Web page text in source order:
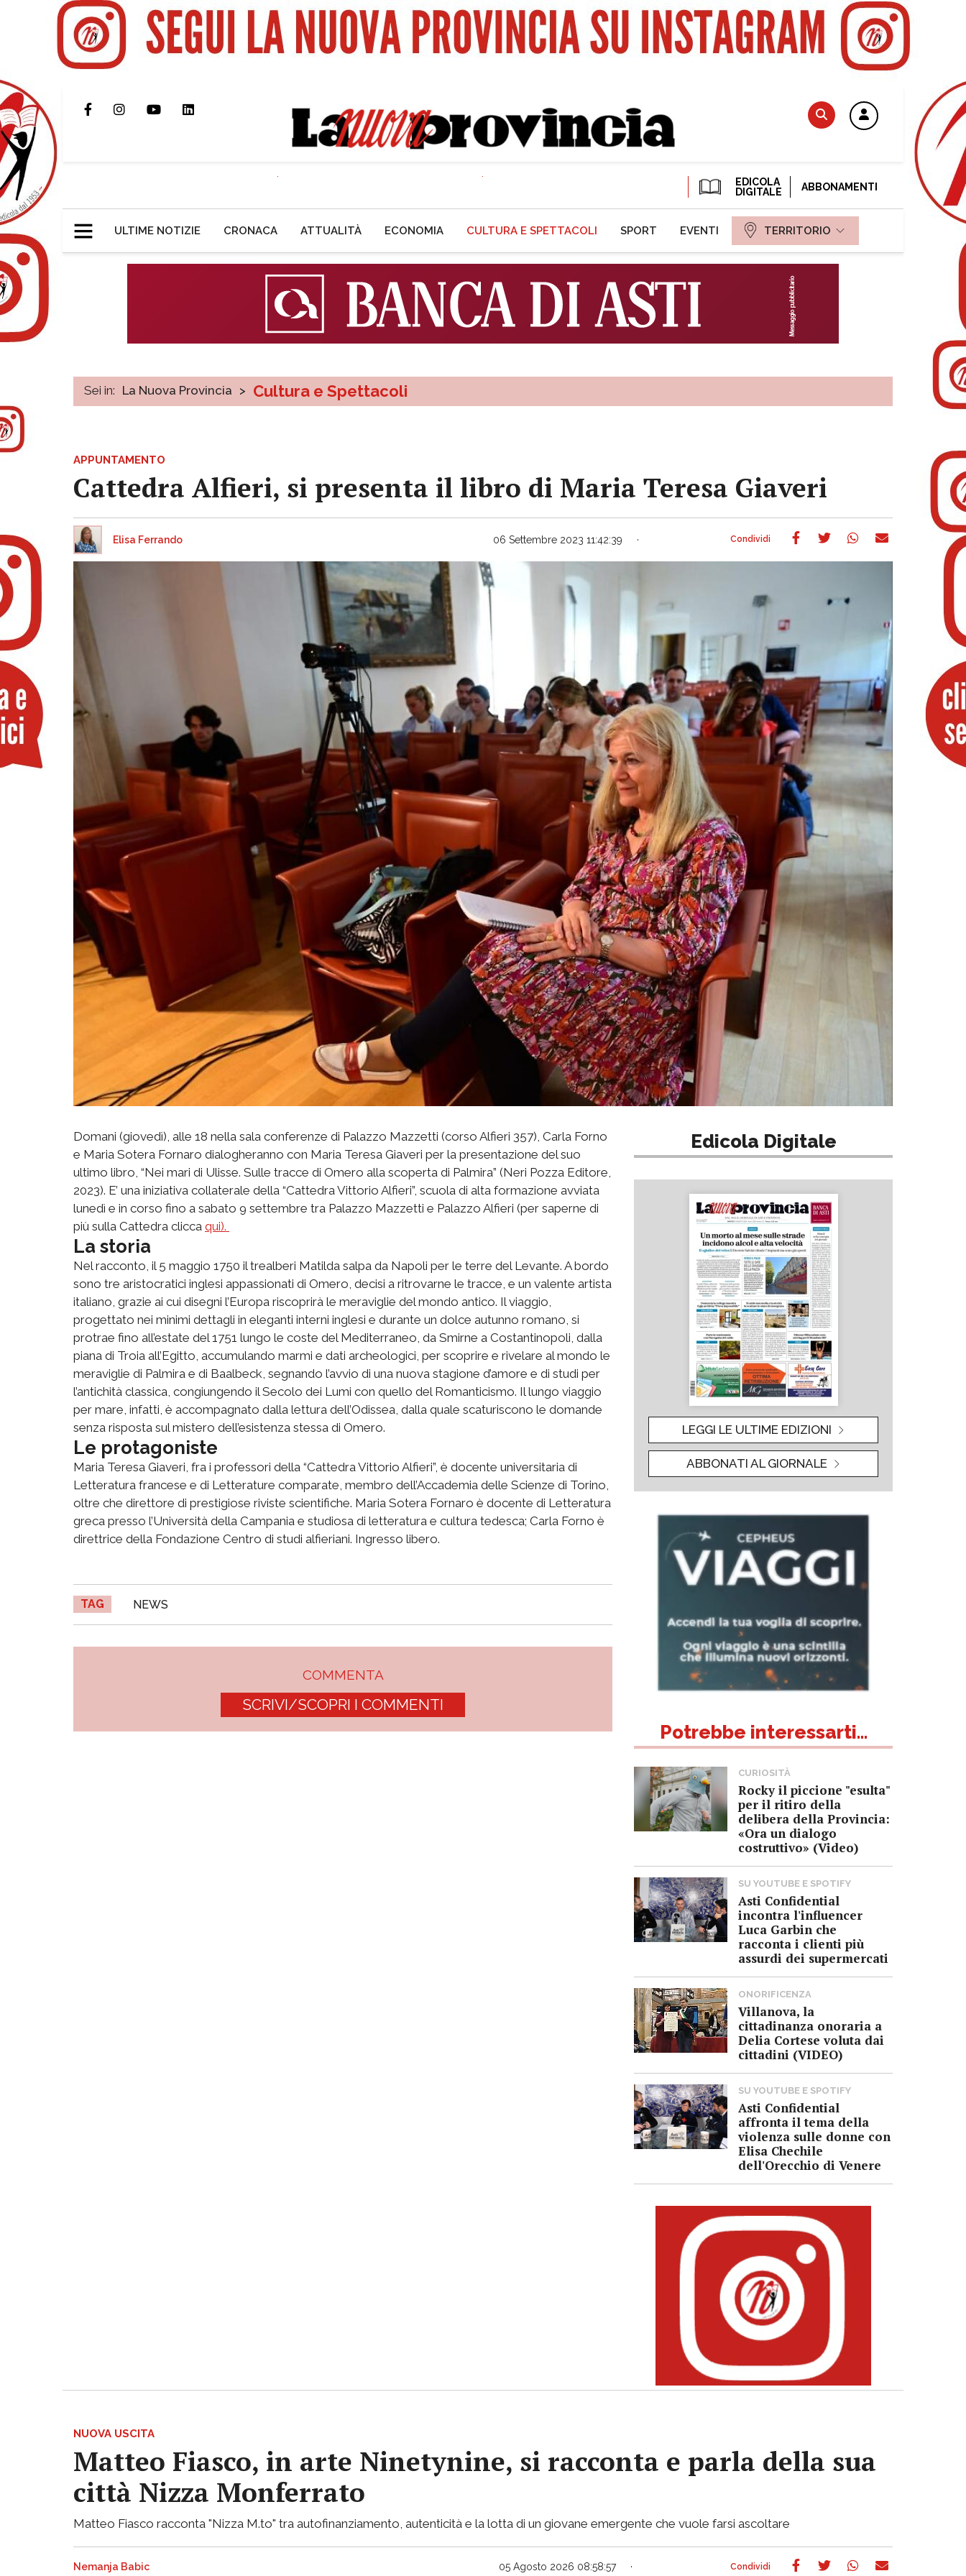
EDICOLA
DIGITALE
ABBONAMENTI
ULTIME NOTIZIE CRONACA ATTUALITÀ ECONOMIA CULTURA E SPETTACOLI SPORT EVENTI TERRITORIO
Sei in: La Nuova Provincia > Cultura e Spettacoli
APPUNTAMENTO
Cattedra Alfieri, si presenta il libro di Maria Teresa Giaveri
Elisa Ferrando 06 Settembre 2023 11:42:39
Domani (giovedì), alle 18 nella sala conferenze di Palazzo Mazzetti (corso Alfieri 357), Carla Forno
e Maria Sotera Fornaro dialogheranno con Maria Teresa Giaveri per la presentazione del suo
ultimo libro, “Nei mari di Ulisse. Sulle tracce di Omero alla scoperta di Palmira” (Neri Pozza Editore,
2023). E’ una iniziativa collaterale della “Cattedra Vittorio Alfieri”, scuola di alta formazione avviata
lunedì e in corso fino a sabato 9 settembre tra Palazzo Mazzetti e Palazzo Alfieri (per saperne di
più sulla Cattedra clicca qui).
La storia
Nel racconto, il 5 maggio 1750 il trealberi Matilda salpa da Napoli per le terre del Levante. A bordo
sono tre aristocratici inglesi appassionati di Omero, decisi a ritrovarne le tracce, e un valente artista
italiano, grazie ai cui disegni l’Europa riscoprirà le meraviglie del mondo antico. Il viaggio,
progettato nei minimi dettagli in eleganti interni inglesi e durante un dolce autunno romano, si
protrae fino all’estate del 1751 lungo le coste del Mediterraneo, da Smirne a Costantinopoli, dalla
piana di Troia all’Egitto, accumulando marmi e dati archeologici, per scoprire e rivelare al mondo le
meraviglie di Palmira e di Baalbeck, segnando l’avvio di una nuova stagione d’amore e di studi per
l’antichità classica, congiungendo il Secolo dei Lumi con quello del Romanticismo. Il lungo viaggio
per mare, infatti, è accompagnato dalla lettura dell’Odissea, dalla quale scaturiscono le domande
senza risposta sul mistero dell’esistenza stessa di Omero.
Le protagoniste
Maria Teresa Giaveri, fra i professori della “Cattedra Vittorio Alfieri”, è docente universitaria di
Letteratura francese e di Letterature comparate, membro dell’Accademia delle Scienze di Torino,
oltre che direttore di prestigiose riviste scientifiche. Maria Sotera Fornaro è docente di Letteratura
greca presso l’Università della Campania e studiosa di letteratura e cultura tedesca; Carla Forno è
direttrice della Fondazione Centro di studi alfieriani. Ingresso libero.
TAG NEWS
COMMENTA
SCRIVI/SCOPRI I COMMENTI
Edicola Digitale
LEGGI LE ULTIME EDIZIONI
ABBONATI AL GIORNALE
Potrebbe interessarti...
CURIOSITÀ
Rocky il piccione "esulta"
per il ritiro della
delibera della Provincia:
«Ora un dialogo
costruttivo» (Video)
SU YOUTUBE E SPOTIFY
Asti Confidential
incontra l'influencer
Luca Garbin che
racconta i clienti più
assurdi dei supermercati
ONORIFICENZA
Villanova, la
cittadinanza onoraria a
Delia Cortese voluta dai
cittadini (VIDEO)
SU YOUTUBE E SPOTIFY
Asti Confidential
affronta il tema della
violenza sulle donne con
Elisa Chechile
dell'Orecchio di Venere
NUOVA USCITA
Matteo Fiasco, in arte Ninetynine, si racconta e parla della sua
città Nizza Monferrato
Matteo Fiasco racconta "Nizza M.to" tra autofinanziamento, autenticità e la lotta di un giovane emergente che vuole farsi ascoltare
Nemanja Babic 05 Agosto 2026 08:58:57